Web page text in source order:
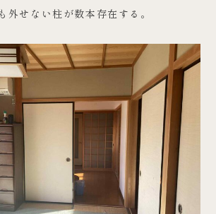
外せない柱が数本存在する。